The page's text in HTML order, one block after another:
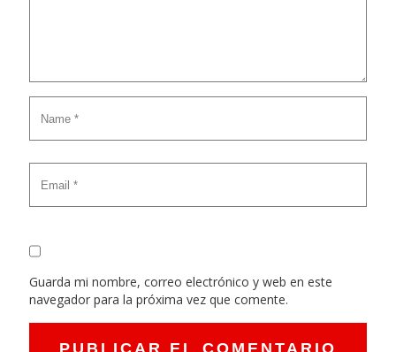
Guarda mi nombre, correo electrónico y web en este
navegador para la próxima vez que comente.